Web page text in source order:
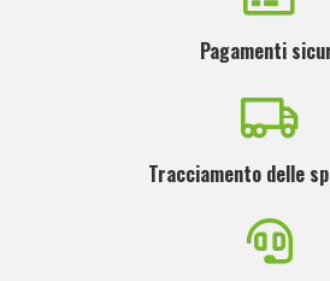
Pagamenti
Tracciamento delle